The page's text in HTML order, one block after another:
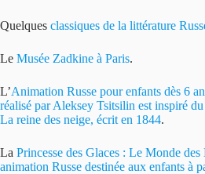
Quelques classiques de la littérature
Le Musée Zadkine à Paris.
L’Animation Russe pour enfants dès 6
réalisé par Aleksey Tsitsilin est inspiré
La reine des neige, écrit en 1844.
La Princesse des Glaces : Le Monde
animation Russe destinée aux enfants à